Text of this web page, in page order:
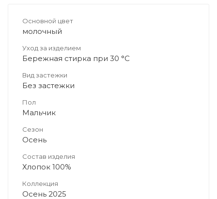
Основной цвет
молочный
Уход за изделием
Бережная стирка при 30 °C
Вид застежки
Без застежки
Пол
Мальчик
Сезон
Осень
Состав изделия
Хлопок 100%
Коллекция
Осень 2025